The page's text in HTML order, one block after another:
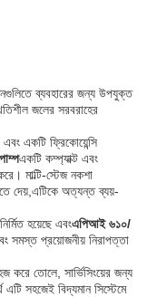
ব্যবহারের জন্য উপযুক্ত
জলের সরবরাহের
একটি ফ্রিকোয়েন্সি
একটি কম্প্যাক্ট এবং
মাল্টি-স্টেজ নকশা
দেয়,এটিকে অত্যন্ত ব্যয়-
হয়েছে এবংএপিআই ৬১০/
সমস্ত প্রয়োজনীয় নিরাপত্তা
করে তোলে, সার্ভিসিংয়ের জন্য
সহজেই বিদ্যমান সিস্টেমে